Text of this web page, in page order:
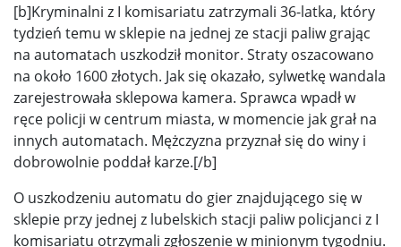
[b]Kryminalni z I komisariatu zatrzymali 36-latka, który
tydzień temu w sklepie na jednej ze stacji paliw grając
na automatach uszkodził monitor. Straty oszacowano
na około 1600 złotych. Jak się okazało, sylwetkę wandala
zarejestrowała sklepowa kamera. Sprawca wpadł w
ręce policji w centrum miasta, w momencie jak grał na
innych automatach. Mężczyzna przyznał się do winy i
dobrowolnie poddał karze.[/b]
O uszkodzeniu automatu do gier znajdującego się w
sklepie przy jednej z lubelskich stacji paliw policjanci z I
komisariatu otrzymali zgłoszenie w minionym tygodniu.